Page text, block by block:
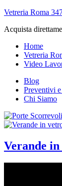
Vetreria Roma
Acquista
Home
Vetreria
Video
Blog
Preventivi
Chi Siamo
Verande